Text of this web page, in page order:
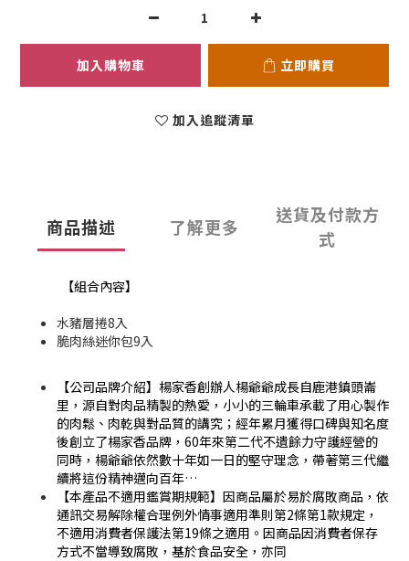
加入購物車 立即購買
加入追蹤清單
商品描述 了解更多
送貨及付款方
式
【組合內容】
水豬層捲8入
脆肉絲迷你包9入
【公司品牌介紹】楊家香創辦人楊爺爺成長自鹿港鎮頭崙
里，源自對肉品精製的熱愛，小小的三輪車承載了用心製作
的肉鬆、肉乾與對品質的講究；經年累月獲得口碑與知名度
後創立了楊家香品牌，60年來第二代不遺餘力守護經營的
同時，楊爺爺依然數十年如一日的堅守理念，帶著第三代繼
續將這份精神邁向百年…
【本產品不適用鑑賞期規範】因商品屬於易於腐敗商品，依
通訊交易解除權合理例外情事適用準則第2條第1款規定，
不適用消費者保護法第19條之適用。因商品因消費者保存
方式不當導致腐敗，基於食品安全，亦同